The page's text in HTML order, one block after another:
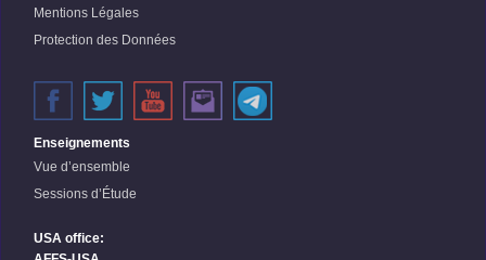
Mentions Légales
Protection des Données
Enseignements
Vue d’ensemble
Sessions d’Étude
USA office: